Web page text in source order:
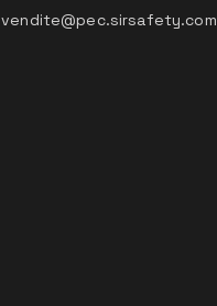
vendite@pec.sirsafety.com